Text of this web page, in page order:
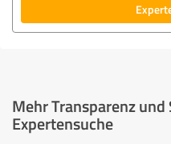
Mehr Transparenz
Expertensuche